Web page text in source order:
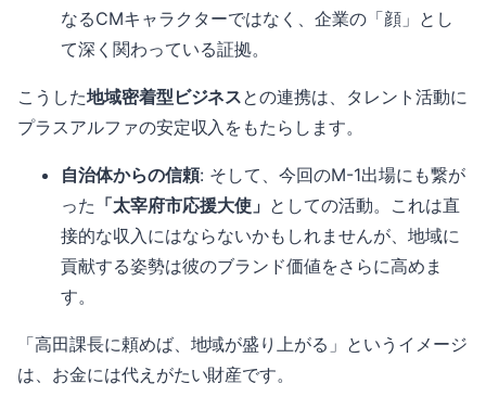
なるCMキャラクターではなく、企業の「顔」とし
て深く関わっている証拠。
こうした地域密着型ビジネスとの連携は、タレント活動に
プラスアルファの安定収入をもたらします。
自治体からの信頼: そして、今回のM-1出場にも繋が
った 「太宰府市応援大使」 としての活動。これは直
接的な収入にはならないかもしれませんが、地域に
貢献する姿勢は彼のブランド価値をさらに高めま
す。
「高田課長に頼めば、地域が盛り上がる」というイメージ
は、お金には代えがたい財産です。